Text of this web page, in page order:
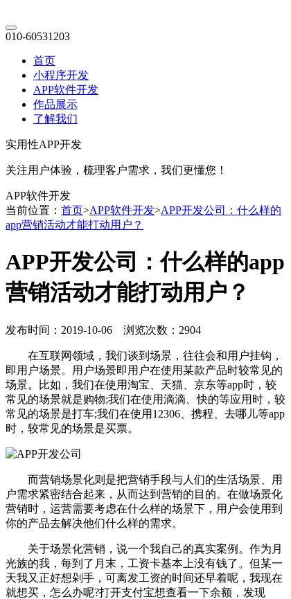
010-60531203
首页
小程序开发
APP软件开发
作品展示
了解我们
实用性APP开发
关注用户体验，梳理客户需求，我们更懂您！
APP软件开发
当前位置： 首页>APP软件开发>APP开发公司：什么样的
app营销活动才能打动用户？
APP开发公司：什么样的app
营销活动才能打动用户？
发布时间：2019-10-06 浏览次数：2904
在互联网领域，我们谈到场景，往往会和用户挂钩，
即用户场景。用户场景即用户在使用某款产品时较常见的
场景。比如，我们在使用淘宝、天猫、京东等app时，较
常见的场景就是购物;我们在使用滴滴、快的等应用时，较
常见的场景是打车;我们在使用12306、携程、去哪儿等app
时，较常见的场景是买票。
而营销场景化则是把营销手段与人们的生活场景、用
户需求紧密结合起来，从而达到营销的目的。在做场景化
营销时，运营需要考虑在什么样的场景下，用户会使用到
你的产品去解决他们什么样的需求。
关于场景化营销，说一个我自己的真实案例。作为月
光族的我，每到了月末，工资卡基本上没有钱了。但某一
天我又正好想剁手，可离发工资的时间还早着呢，我现在
就想买，怎么办呢?打开支付宝想查看一下余额，发现